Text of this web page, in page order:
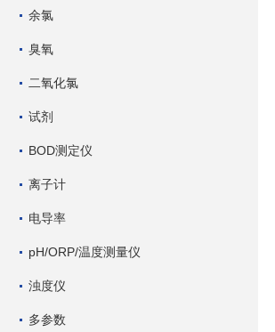
余氯
臭氧
二氧化氯
试剂
BOD测定仪
离子计
电导率
pH/ORP/温度测量仪
浊度仪
多参数